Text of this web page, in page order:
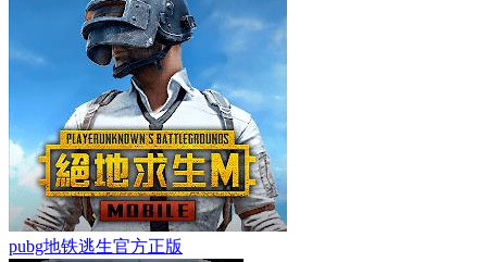
pubg地铁逃生官方正版